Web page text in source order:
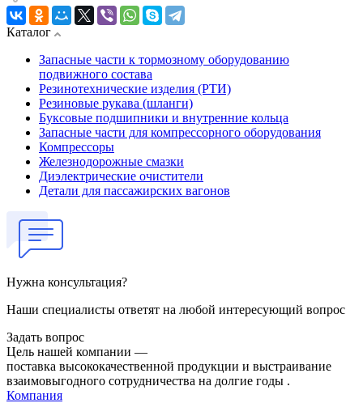
Каталог
Запасные части к тормозному оборудованию
подвижного состава
Резинотехнические изделия (РТИ)
Резиновые рукава (шланги)
Буксовые подшипники и внутренние кольца
Запасные части для компрессорного оборудования
Компрессоры
Железнодорожные смазки
Диэлектрические очистители
Детали для пассажирских вагонов
Нужна консультация?
Наши специалисты ответят на любой интересующий вопрос
Задать вопрос
Цель нашей компании —
поставка высококачественной продукции и выстраивание
взаимовыгодного сотрудничества на долгие годы .
Компания